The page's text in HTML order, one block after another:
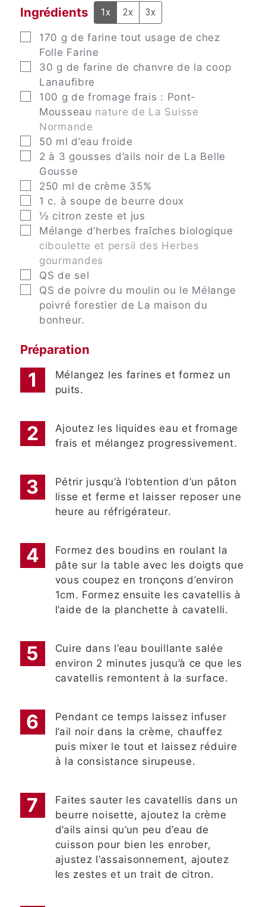
Ingrédients 1x 2x 3x
▢
170 g de farine tout usage de chez
Folle Farine
▢
30 g de farine de chanvre de la coop
Lanaufibre
▢
100 g de fromage frais : Pont-
Mousseau nature de La Suisse
Normande
▢
50 ml d’eau froide
▢
2 à 3 gousses d’ails noir de La Belle
Gousse
▢
250 ml de crème 35%
▢
1 c. à soupe de beurre doux
▢
½ citron zeste et jus
▢
Mélange d’herbes fraîches biologique
ciboulette et persil des Herbes
gourmandes
▢
QS de sel
▢
QS de poivre du moulin ou le Mélange
poivré forestier de La maison du
bonheur.
Préparation
Mélangez les farines et formez un
puits.
Ajoutez les liquides eau et fromage
frais et mélangez progressivement.
Pétrir jusqu’à l’obtention d’un pâton
lisse et ferme et laisser reposer une
heure au réfrigérateur.
Formez des boudins en roulant la
pâte sur la table avec les doigts que
vous coupez en tronçons d’environ
1cm. Formez ensuite les cavatellis à
l’aide de la planchette à cavatelli.
Cuire dans l’eau bouillante salée
environ 2 minutes jusqu’à ce que les
cavatellis remontent à la surface.
Pendant ce temps laissez infuser
l’ail noir dans la crème, chauffez
puis mixer le tout et laissez réduire
à la consistance sirupeuse.
Faites sauter les cavatellis dans un
beurre noisette, ajoutez la crème
d’ails ainsi qu’un peu d’eau de
cuisson pour bien les enrober,
ajustez l’assaisonnement, ajoutez
les zestes et un trait de citron.